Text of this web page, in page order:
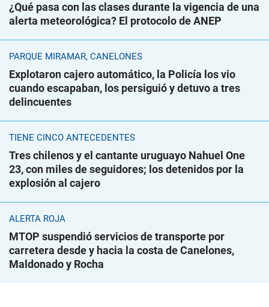
¿Qué pasa con las clases durante la vigencia de una
alerta meteorológica? El protocolo de ANEP
PARQUE MIRAMAR, CANELONES
Explotaron cajero automático, la Policía los vio
cuando escapaban, los persiguió y detuvo a tres
delincuentes
TIENE CINCO ANTECEDENTES
Tres chilenos y el cantante uruguayo Nahuel One
23, con miles de seguidores; los detenidos por la
explosión al cajero
ALERTA ROJA
MTOP suspendió servicios de transporte por
carretera desde y hacia la costa de Canelones,
Maldonado y Rocha